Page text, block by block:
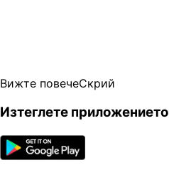
Вижте повечеСкрий
Изтеглете приложението